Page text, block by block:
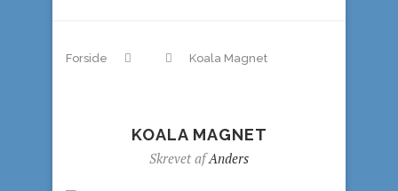
Forside Koala Magnet
KOALA MAGNET
Skrevet afAnders